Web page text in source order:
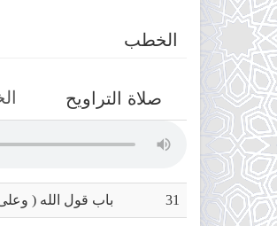
الخطب
Primary
tabsصلاة التراويح
31 باب قول الله ( وعلى